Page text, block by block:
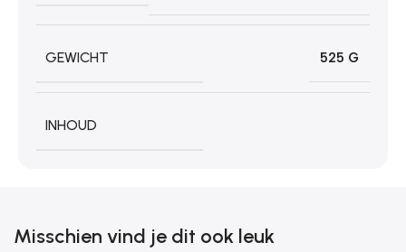
GEWICHT 525 G
INHOUD
Misschien vind je dit ook leuk